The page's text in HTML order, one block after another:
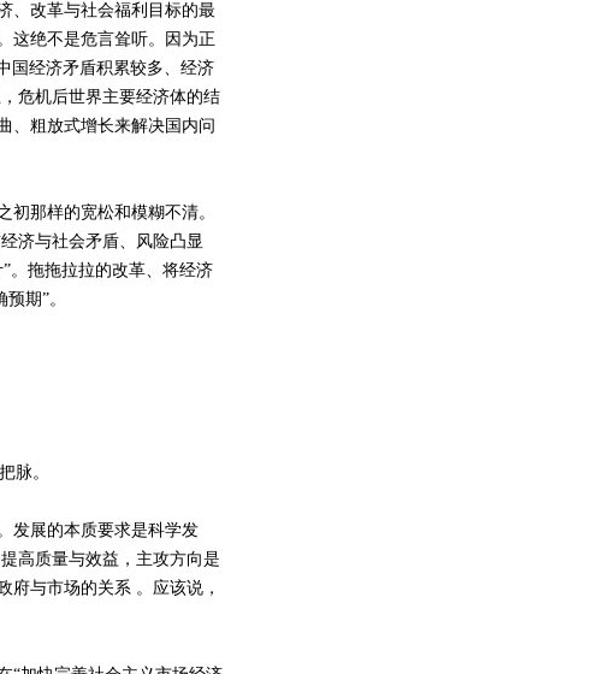
、改革与社会福利目标的最
这绝不是危言耸听。因为正
国经济矛盾积累较多、经济
危机后世界主要经济体的结
、粗放式增长来解决国内问
那样的宽松和模糊不清。
济与社会矛盾、风险凸显
。拖拖拉拉的改革、将经济
期”。
脉。
发展的本质要求是科学发
高质量与效益，主攻方向是
府与市场的关系 。应该说，